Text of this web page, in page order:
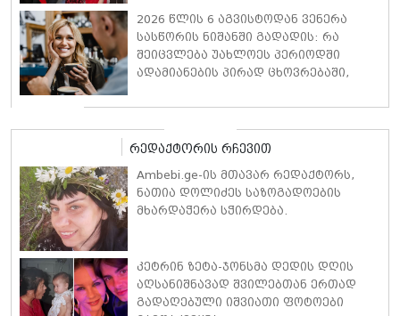
2026 წლის 6 აგვისტოდან ვენერა
სასწორის ნიშანში გადადის: რა
შეიცვლება უახლოეს პერიოდში
ადამიანების პირად ცხოვრებაში,
ურთიერთობებში
რედაქტორის რჩევით
Ambebi.ge-ის მთავარ რედაქტორს,
ნათია დოლიძეს საზოგადოების
მხარდაჭერა სჭირდება.
კეტრინ ზეტა-ჯონსმა დედის დღის
აღსანიშნავად შვილებთან ერთად
გადაღებული იშვიათი ფოტოები